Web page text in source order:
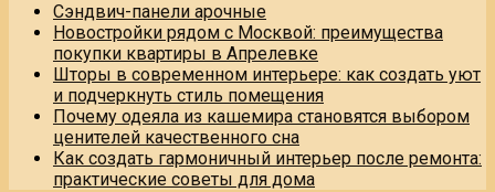
Сэндвич-панели арочные
Новостройки рядом с Москвой: преимущества
покупки квартиры в Апрелевке
Шторы в современном интерьере: как создать уют
и подчеркнуть стиль помещения
Почему одеяла из кашемира становятся выбором
ценителей качественного сна
Как создать гармоничный интерьер после ремонта:
практические советы для дома